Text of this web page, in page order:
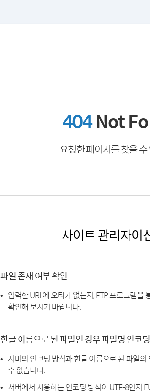
404Not
요청한 페이지를 찾을
사이트 관리자이
파일 존재 여부 확인
입력한 URL에 오타가 없는지, FTP 프로그램
확인해 보시기 바랍니다.
한글 이름으로 된 파일인 경우 파일명 인코
서버의 인코딩 방식과 한글 이름으로 된 파일
수 없습니다.
서버에서 사용하는 인코딩 방식이 UTF-8인지